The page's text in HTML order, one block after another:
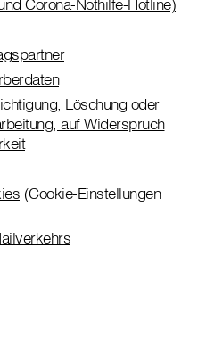
Corona-Nothilfe-Hotline)
Löschung oder
auf Widerspruch
(Cookie-Einstellungen